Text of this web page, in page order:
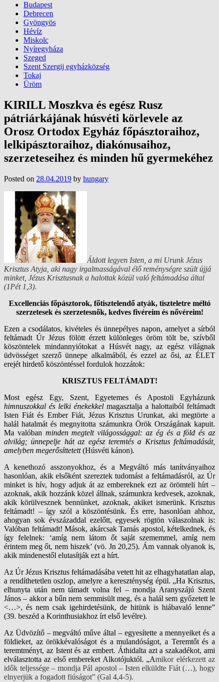
Budapest
Debrecen
Gyöngyös
Hévíz
Miskolc
Nyíregyháza
Szeged
Szent Szergij egyházközség
Tokaj
Üröm
KIRILL Moszkva és egész Rusz
pátriárkájának húsvéti körlevele az
Orosz Ortodox Egyház főpásztoraihoz,
lelkipásztoraihoz, diakónusaihoz,
szerzeteseihez és minden hű gyermekéhez
Posted on 28.04.2019 by hungary
Áldott legyen Isten, a mi Urunk Jézus
Krisztus Atyja, aki nagy irgalmasságával élő reménységre szült újjá
minket, Jézus Krisztusnak a halottak közül való feltámadása által
(1Pét 1,3).
Excellenciás főpásztorok, főtisztelendő atyák, tiszteletre méltó
szerzetesek és szerzetesnők, kedves fivéreim és nővéreim!
Ezen a csodálatos, kivételes és ünnepélyes napon, amelyet a sírból
feltámadt Úr Jézus fölött érzett különleges öröm tölt be, szívből
köszöntelek mindannyiótokat a Húsvét nagy, az egész világnak
üdvösséget szerző ünnepe alkalmából, és ezzel az ősi, az ÉLET
erejét hirdető köszöntéssel fordulok hozzátok:
KRISZTUS FELTÁMADT!
Most egész Egy, Szent, Egyetemes és Apostoli Egyházunk
himnuszokkal és lelki énekekkel magasztalja a halottaiból feltámadt
Isten Fiát és Ember Fiát, Jézus Krisztus Urunkat, aki megtörte a
halál hatalmát és megnyitotta számunkra Örök Országának kapuit.
Ma valóban minden megtelt világossággal: az ég és a föld és az
alvilág; ünnepelje hát az egész teremtés a Krisztus feltámadását,
amelyben megerősíttetett(Húsvéti kánon).
A kenethozó asszonyokhoz, és a Megváltó más tanítványaihoz
hasonlóan, akik elsőként szereztek tudomást a feltámadásról, az Úr
minket is hív, hogy adjuk át az embereknek ezt az örömteli hírt –
azoknak, akik hozzánk közel állnak, számunkra kedvesek, azoknak,
akik körülvesznek bennünket, azoknak, akiket ismerünk. Krisztus
feltámadt! – így szól a köszöntésünk. És erre, hasonlóan ahhoz,
ahogyan sok évszázaddal ezelőtt, egyesek rögtön válaszolnak is:
Valóban feltámadt! Mások, akárcsak Tamás apostol, kételkednek, és
így felelnek: ʻamíg nem látom őt saját szememmel, amíg nem
érintem meg őt, nem hiszekʼ (vö. Jn 20,25). Ám vannak olyanok is,
akik mindenestől elutasítják ezt a hírt.
Az Úr Jézus Krisztus feltámadásába vetett hit az elhagyhatatlan alap,
a rendíthetetlen oszlop, amelyre a kereszténység épül. „Ha Krisztus,
elhunyta után nem támadt volna fel – mondja Aranyszájú Szent
János – akkor a bűn nem semmisült meg, és a halál sem győzetett le
<…>, és nem csak igehirdetésünk, de hitünk is hiábavaló lenne”
(39. beszéd a Korinthusiakhoz írt első levélre).
Az Üdvözítő – megváltó műve által – egyesítette a mennyeiket és a
földieket, az örökkévalóságot és a mulandóságot, a Teremtőt és a
teremtményt, az Istent és az embert. Áthidalta azt a szakadékot, ami
elválasztotta az első embereket Alkotójuktól. „Amikor elérkezett az
idők teljessége – mondja Pál apostol – Isten elküldte Fiát (…), hogy
elnyerjük a fogadott fiúságot” (Gal 4,4-5).